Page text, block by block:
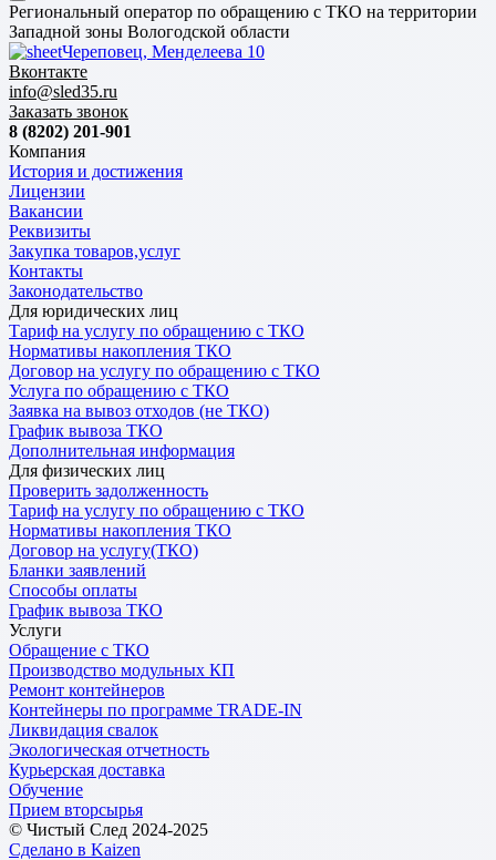
Региональный оператор по обращению с ТКО на территории
Западной зоны Вологодской области
Череповец, Менделеева 10
Вконтакте
info@sled35.ru
Заказать звонок
8 (8202) 201-901
Компания
История и достижения
Лицензии
Вакансии
Реквизиты
Закупка товаров,услуг
Контакты
Законодательство
Для юридических лиц
Тариф на услугу по обращению с ТКО
Нормативы накопления ТКО
Договор на услугу по обращению с ТКО
Услуга по обращению с ТКО
Заявка на вывоз отходов (не ТКО)
График вывоза ТКО
Дополнительная информация
Для физических лиц
Проверить задолженность
Тариф на услугу по обращению с ТКО
Нормативы накопления ТКО
Договор на услугу(ТКО)
Бланки заявлений
Способы оплаты
График вывоза ТКО
Услуги
Обращение с ТКО
Производство модульных КП
Ремонт контейнеров
Контейнеры по программе TRADE-IN
Ликвидация свалок
Экологическая отчетность
Курьерская доставка
Обучение
Прием вторсырья
© Чистый След 2024-2025
Сделано в Kaizen